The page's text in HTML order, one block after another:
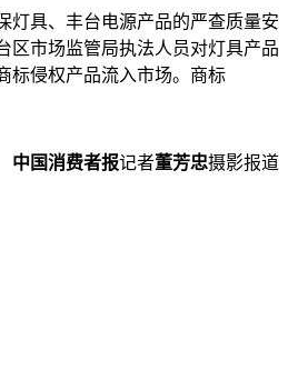
灯具、丰台电源产品的严查质量安
区市场监管局执法人员对灯具产品
标侵权产品流入市场。商标
中国消费者报记者董芳忠摄影报道